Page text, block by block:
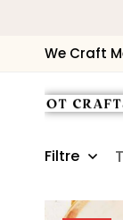
We Craft
Filtre